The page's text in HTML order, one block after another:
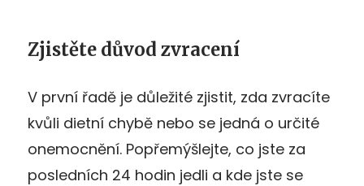
Zjistěte důvod zvracení
V první řadě je důležité zjistit, zda zvracíte
kvůli dietní chybě nebo se jedná o určité
onemocnění. Popřemýšlejte, co jste za
posledních 24 hodin jedli a kde jste se